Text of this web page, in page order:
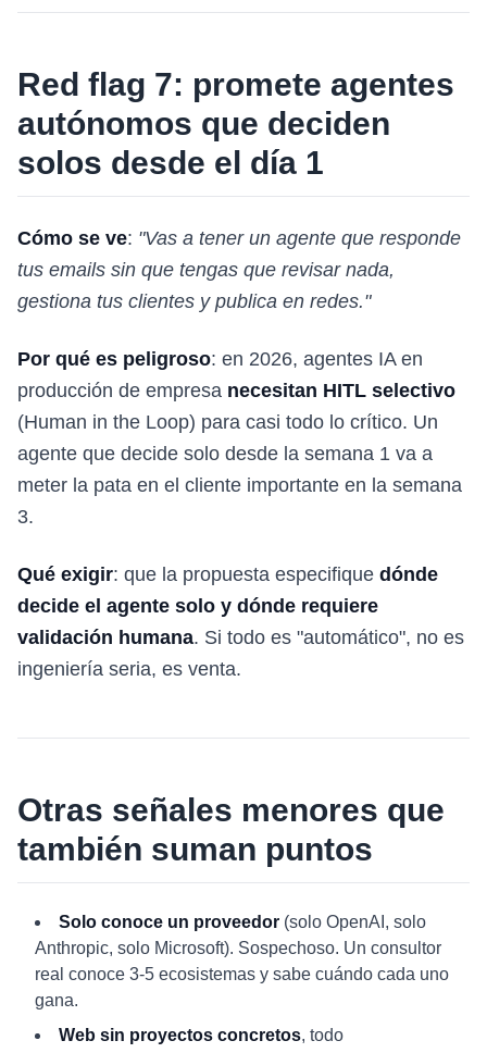
Red flag 7: promete agentes
autónomos que deciden
solos desde el día 1
Cómo se ve: "Vas a tener un agente que responde
tus emails sin que tengas que revisar nada,
gestiona tus clientes y publica en redes."
Por qué es peligroso: en 2026, agentes IA en
producción de empresa necesitan HITL selectivo
(Human in the Loop) para casi todo lo crítico. Un
agente que decide solo desde la semana 1 va a
meter la pata en el cliente importante en la semana
3.
Qué exigir: que la propuesta especifique dónde
decide el agente solo y dónde requiere
validación humana. Si todo es "automático", no es
ingeniería seria, es venta.
Otras señales menores que
también suman puntos
Solo conoce un proveedor (solo OpenAI, solo
Anthropic, solo Microsoft). Sospechoso. Un consultor
real conoce 3-5 ecosistemas y sabe cuándo cada uno
gana.
Web sin proyectos concretos, todo